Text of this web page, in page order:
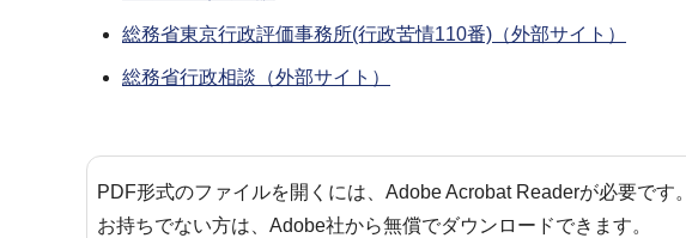
総務省東京行政評価事務所(行政苦情110番)（外部サイト）
総務省行政相談（外部サイト）
PDF形式のファイルを開くには、Adobe Acrobat Readerが必要です。
お持ちでない方は、Adobe社から無償でダウンロードできます。